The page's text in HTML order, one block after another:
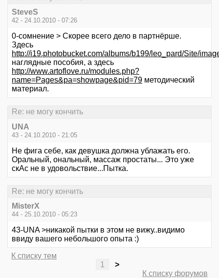
SteveS
42 - 24.10.2010 - 07:26
0-сомнение > Скорее всего дело в партнёрше.
Здесь
http://i19.photobucket.com/albums/b199/leo_pard/Site/
наглядные пособия, а здесь
http://www.artoflove.ru/modules.php?
name=Pages&pa=showpage&pid=79 методический
материал.
Re: не могу кончить
UNA
43 - 24.10.2010 - 21:05
Не фига себе, как девушка должна ублажать его.
Оральный, ональный, массаж простаты... Это уже
скАс не в удовольствие...Пытка.
Re: не могу кончить
MisterX
44 - 25.10.2010 - 05:23
43-UNA >никакой пытки в этом не вижу..видимо
ввиду вашего небольшого опыта :)
К списку тем
1
>
К списку форумов